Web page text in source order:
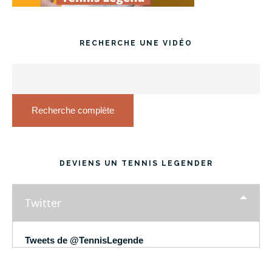
RECHERCHE UNE VIDÉO
Recherche complète
DEVIENS UN TENNIS LEGENDER
Twitter
Tweets de @TennisLegende